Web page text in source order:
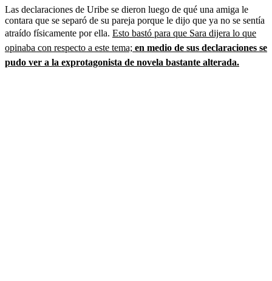
Las declaraciones de Uribe se dieron luego de qué una amiga le
contara que se separó de su pareja porque le dijo que ya no se sentía
atraído físicamente por ella. Esto bastó para que Sara dijera lo que
opinaba con respecto a este tema; en medio de sus declaraciones se
pudo ver a la exprotagonista de novela bastante alterada.